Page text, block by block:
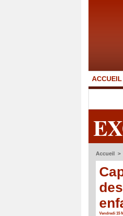
ACCUEIL
Accueil >
Vendredi 15